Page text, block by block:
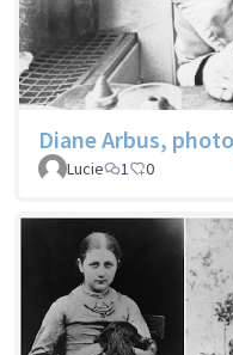
Diane Arbus,
Lucie 1 0